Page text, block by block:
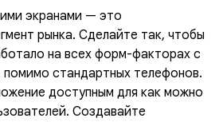
экранами — это
рынка. Сделайте так, чтобы
на всех форм-факторах с
стандартных телефонов.
доступным для как можно
Создавайте